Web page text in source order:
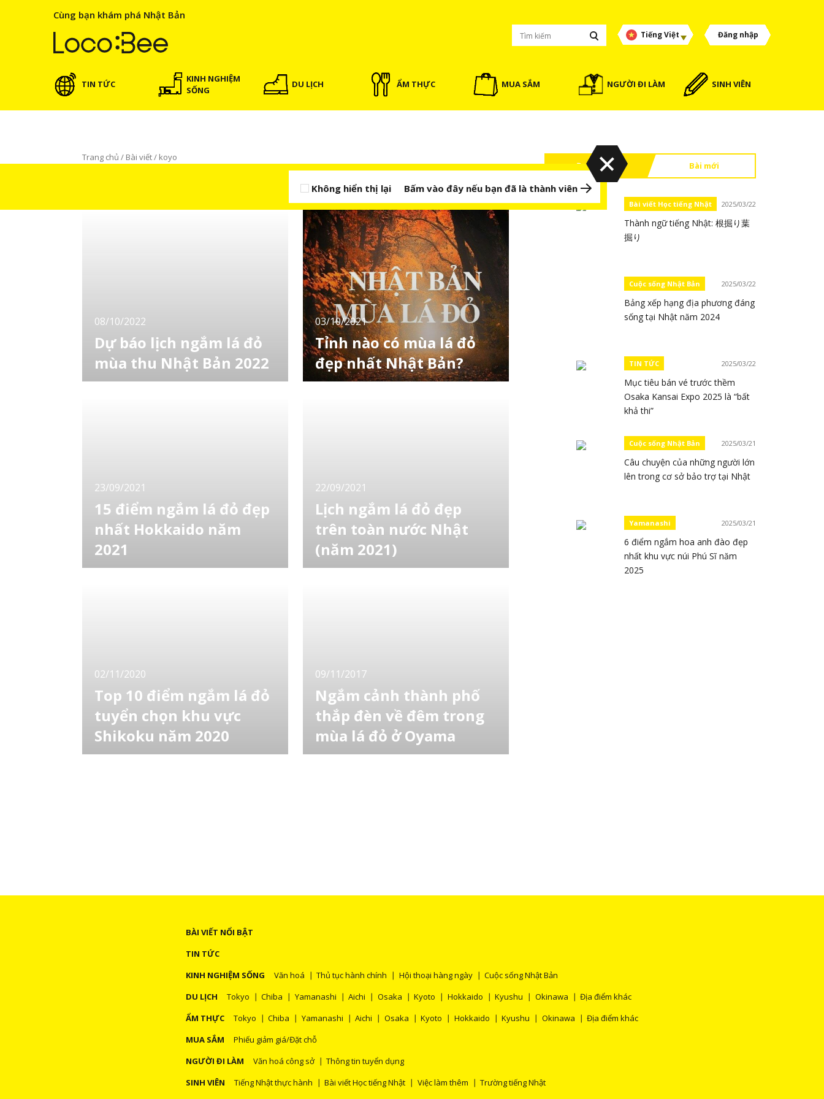
Cùng bạn khám phá Nhật Bản
Tiếng Việt Đăng nhập
TIN TỨC
KINH NGHIỆM
SỐNG
DU LỊCH ẨM THỰC MUA SẮM NGƯỜI ĐI LÀM SINH VIÊN
Trang chủ / Bài viết/ koyo
08/10/2022
Dự báo lịch ngắm lá đỏ
mùa thu Nhật Bản 2022
Weathernews đã công bố "Dự báo lần thứ
03/10/2021
Tỉnh nào có mùa lá đỏ
đẹp nhất Nhật Bản?
Mùa thu Nhật Bản có một vẻ đẹp không ai
23/09/2021
15 điểm ngắm lá đỏ đẹp
nhất Hokkaido năm
2021
Hokkaido là khu vực là chuyển màu sớm nhất
22/09/2021
Lịch ngắm lá đỏ đẹp
trên toàn nước Nhật
(năm 2021)
Một trong những mùa được mong đợi nhất
02/11/2020
Top 10 điểm ngắm lá đỏ
tuyển chọn khu vực
Shikoku năm 2020
LocoBee tiếp tục cập nhật tin tức về mùa lá
09/11/2017
Ngắm cảnh thành phố
thắp đèn về đêm trong
mùa lá đỏ ở Oyama
Thời gian đẹp nhất để ngắm lá đỏ ở tỉnh
Đọc nhiều Bài mới
Bài viết Học tiếng Nhật 2025/03/22
Thành ngữ tiếng Nhật: 根掘り葉
掘り
Cuộc sống Nhật Bản 2025/03/22
Bảng xếp hạng địa phương đáng
sống tại Nhật năm 2024
TIN TỨC 2025/03/22
Mục tiêu bán vé trước thềm
Osaka Kansai Expo 2025 là “bất
khả thi”
Cuộc sống Nhật Bản 2025/03/21
Câu chuyện của những người lớn
lên trong cơ sở bảo trợ tại Nhật
Yamanashi 2025/03/21
6 điểm ngắm hoa anh đào đẹp
nhất khu vực núi Phú Sĩ năm
2025
Không hiển thị lại Bấm vào đây nếu bạn đã là thành viên
BÀI VIẾT NỔI BẬT
TIN TỨC
KINH NGHIỆM SỐNG
Văn hoá Thủ tục hành chính Hội thoại hàng ngày
Cuộc sống Nhật Bản
DU LỊCH
Tokyo Chiba Yamanashi Aichi Osaka Kyoto Hokkaido Kyushu Okinawa
Địa điểm khác
ẨM THỰC
Tokyo Chiba Yamanashi Aichi Osaka Kyoto Hokkaido Kyushu Okinawa
Địa điểm khác
MUA SẮM
Phiếu giảm giá/Đặt chỗ
NGƯỜI ĐI LÀM
Văn hoá công sở
Thông tin tuyển dụng
SINH VIÊN
Tiếng Nhật thực hành Bài viết Học tiếng Nhật Việc làm thêm Trường tiếng Nhật